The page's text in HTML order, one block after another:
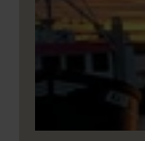
Finland